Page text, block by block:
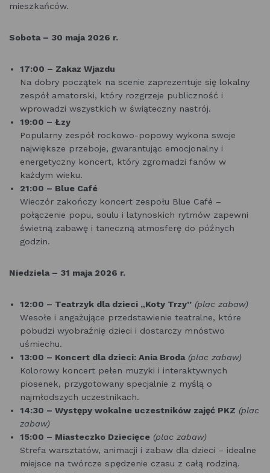
mieszkańców.
Sobota – 30 maja 2026 r.
17:00 – Zakaz Wjazdu
Na dobry początek na scenie zaprezentuje się lokalny
zespół amatorski, który rozgrzeje publiczność i
wprowadzi wszystkich w świąteczny nastrój.
19:00 – Łzy
Popularny zespół rockowo-popowy wykona swoje
największe przeboje, gwarantując emocjonalny i
energetyczny koncert, który zgromadzi fanów w
każdym wieku.
21:00 – Blue Café
Wieczór zakończy koncert zespołu Blue Café –
połączenie popu, soulu i latynoskich rytmów zapewni
świetną zabawę i taneczną atmosferę do późnych
godzin.
Niedziela – 31 maja 2026 r.
12:00 – Teatrzyk dla dzieci „Koty Trzy” (plac zabaw)
Wesołe i angażujące przedstawienie teatralne, które
pobudzi wyobraźnię dzieci i dostarczy mnóstwo
uśmiechu.
13:00 – Koncert dla dzieci: Ania Broda (plac zabaw)
Kolorowy koncert pełen muzyki i interaktywnych
piosenek, przygotowany specjalnie z myślą o
najmłodszych uczestnikach.
14:30 – Występy wokalne uczestników zajęć PKZ (plac
zabaw)
15:00 – Miasteczko Dziecięce (plac zabaw)
Strefa warsztatów, animacji i zabaw dla dzieci – idealne
miejsce na twórcze spędzenie czasu z całą rodziną.